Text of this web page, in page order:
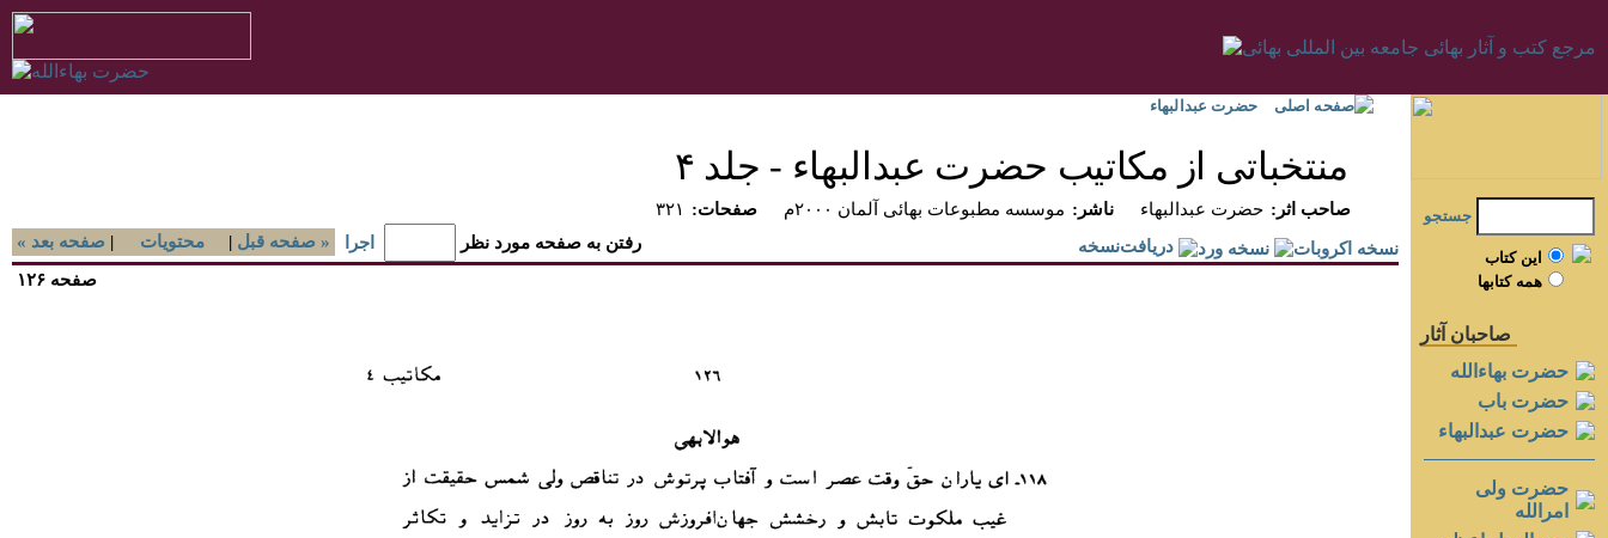
صفحه اصلی حضرت عبدالبهاء
منتخباتى از مكاتيب حضرت عبدالبهاء - جلد ۴
۳۲۱ :صفحات موسسه مطبوعات بهائی آلمان ۲۰۰۰م :ناشر حضرت عبدالبهاء
:صاحب اثر
« صفحه بعد | محتويات | صفحه قبل » رفتن به صفحه مورد نظر اجرا
جستجو
اين کتاب
همه کتابها
صاحبان آثار
حضرت بهاءالله
حضرت باب
حضرت عبدالبهاء
حضرت ولی
امرالله